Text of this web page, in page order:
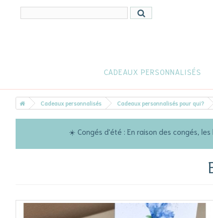
CADEAUX PERSONNALISÉS
Cadeaux personnalisés Cadeaux personnalisés pour qui?
☀️ Congés d'été : En raison des congés,